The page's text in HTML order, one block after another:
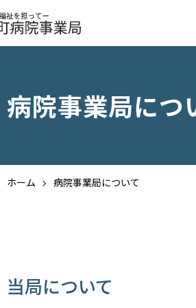
病院事業局につ
ホーム 病院事業局について
当局について